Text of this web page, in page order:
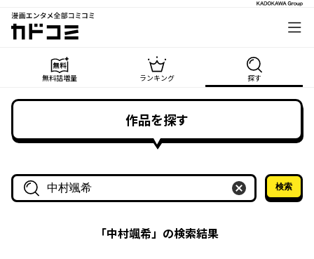
漫画エンタメ全部コミコミ
カドコミ
無料話増量 ランキング 探す
作品を探す
作品名・作家名で探す
検索
「中村颯希」の検索結果